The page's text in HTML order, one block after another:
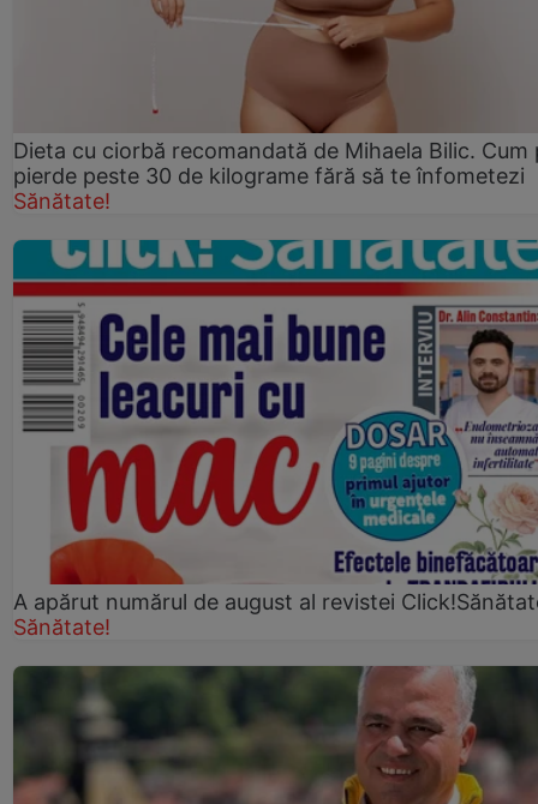
Dieta cu ciorbă recomandată de Mihaela Bilic. Cum
pierde peste 30 de kilograme fără să te înfometezi
Sănătate!
A apărut numărul de august al revistei
Sănătate!